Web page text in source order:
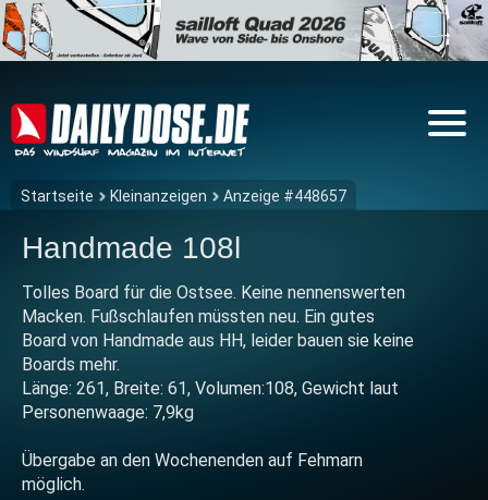
Startseite Kleinanzeigen Anzeige #448657
Handmade 108l
Tolles Board für die Ostsee. Keine nennenswerten
Macken. Fußschlaufen müssten neu. Ein gutes
Board von Handmade aus HH, leider bauen sie keine
Boards mehr.
Länge: 261, Breite: 61, Volumen:108, Gewicht laut
Personenwaage: 7,9kg
Übergabe an den Wochenenden auf Fehmarn
möglich.